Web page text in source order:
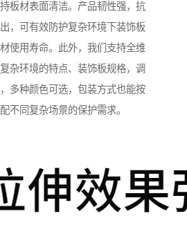
板材表面清洁。产品韧性强，抗
，可有效防护复杂环境下装饰板
使用寿命。此外，我们支持全维
杂环境的特点、装饰板规格，调
多种颜色可选，包装方式也能按
不同复杂场景的保护需求。